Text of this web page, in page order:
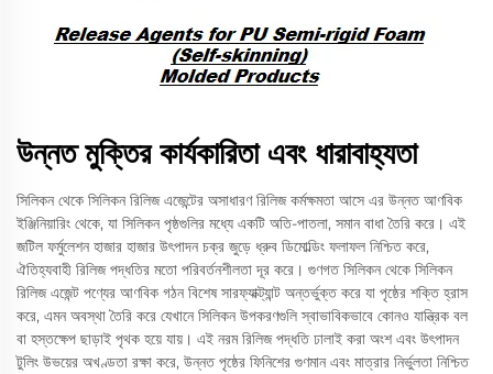
উন্নত মুক্তির কার্যকারিতা এবং ধারাবাহ্যতা
সিলিকন থেকে সিলিকন রিলিজ এজেন্টের অসাধারণ রিলিজ কর্মক্ষমতা আসে এর উন্নত আণবিক
ইঞ্জিনিয়ারিং থেকে, যা সিলিকন পৃষ্ঠগুলির মধ্যে একটি অতি-পাতলা, সমান বাধা তৈরি করে। এই
জটিল ফর্মুলেশন হাজার হাজার উৎপাদন চক্র জুড়ে ধ্রুব ডিমোল্ডিং ফলাফল নিশ্চিত করে,
ঐতিহ্যবাহী রিলিজ পদ্ধতির মতো পরিবর্তনশীলতা দূর করে। গুণগত সিলিকন থেকে সিলিকন
রিলিজ এজেন্ট পণ্যের আণবিক গঠন বিশেষ সারফ্যাক্ট্যান্ট অন্তর্ভুক্ত করে যা পৃষ্ঠের শক্তি হ্রাস
করে, এমন অবস্থা তৈরি করে যেখানে সিলিকন উপকরণগুলি স্বাভাবিকভাবে কোনও যান্ত্রিক বল
বা হস্তক্ষেপ ছাড়াই পৃথক হয়ে যায়। এই নরম রিলিজ পদ্ধতি ঢালাই করা অংশ এবং উৎপাদন
টুলিং উভয়ের অখণ্ডতা রক্ষা করে, উন্নত পৃষ্ঠের ফিনিশের গুণমান এবং মাত্রার নির্ভুলতা নিশ্চিত